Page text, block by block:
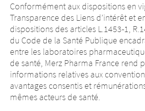
Conformément aux dispositions en
Transparence des Liens d’intérêt et
dispositions des articles L.1453-1,
du Code de la Santé Publique
entre les laboratoires
de santé, Merz Pharma France rend
informations relatives aux
avantages consentis et
mêmes acteurs de santé.